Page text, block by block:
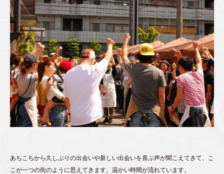
あちこちから久しぶりの出会いや新しい出会いを喜ぶ声が聞こえてきて、こ
こが一つの街のように思えてきます。温かい時間が流れています。